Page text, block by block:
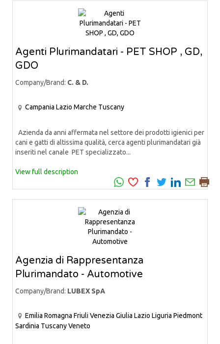
Agenti Plurimandatari - PET SHOP , GD,
GDO
Company/Brand: C. & D.
Campania Lazio Marche Tuscany
Azienda da anni affermata nel settore dei prodotti igienici per
cani e gatti di altissima qualità, cerca agenti plurimandatari già
inseriti nel canale PET specializzato...
View full description
Agenzia di Rappresentanza
Plurimandato - Automotive
Company/Brand: LUBEX SpA
Emilia Romagna Friuli Venezia Giulia Lazio Liguria Piedmont
Sardinia TuscanyVeneto